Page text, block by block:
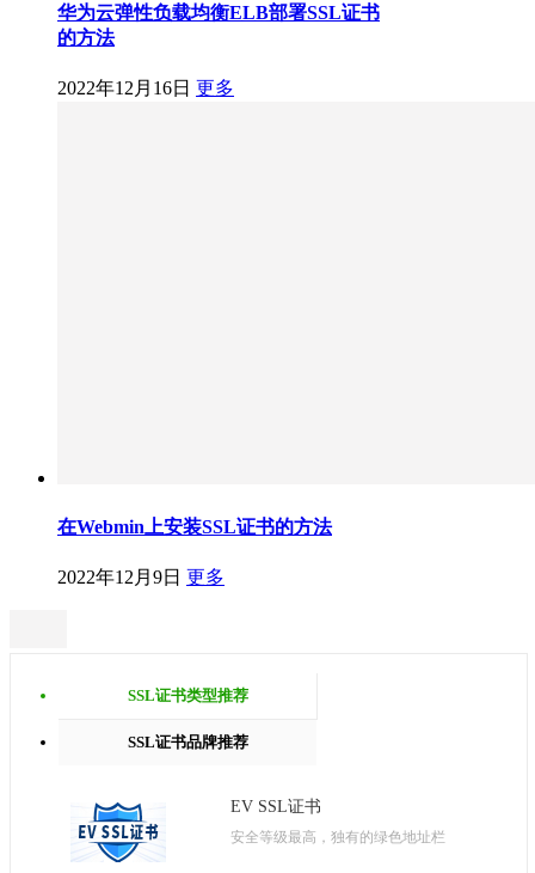
华为云弹性负载均衡ELB部署SSL证书
的方法
2022年12月16日 更多
在Webmin上安装SSL证书的方法
2022年12月9日 更多
SSL证书类型推荐
SSL证书品牌推荐
EV SSL证书
安全等级最高，独有的绿色地址栏